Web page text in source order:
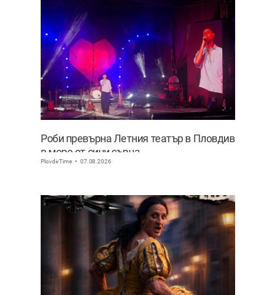
Роби превърна Летния театър в Пловдив
в море от сини сърца
PlovdivTime 07.08.2026